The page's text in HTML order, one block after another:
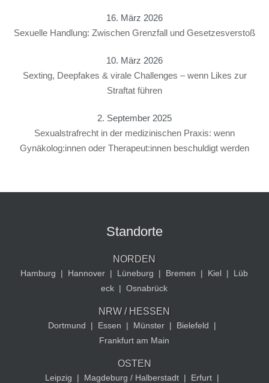
16. März 2026
Sexuelle Handlung: Zwischen Grenzfall und Gesetzesverstoß
10. März 2026
Sexting, Deepfakes & virale Challenges – wenn Likes zur
Straftat führen
2. September 2025
Sexualstrafrecht in der medizinischen Praxis: wenn
Gynäkolog:innen oder Therapeut:innen beschuldigt werden
Standorte
NORDEN
Hamburg | Hannover | Lüneburg | Bremen | Kiel |
Lüb
eck | Osnabrück
NRW / HESSEN
Dortmund | Essen | Münster | Bielefeld
|
Frankfurt am Main
OSTEN
Leipzig | Magdeburg / Halberstadt | Erfurt |